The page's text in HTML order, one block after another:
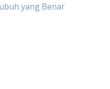
yang Benar